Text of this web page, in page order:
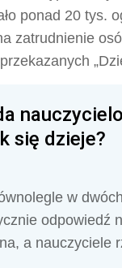
ponad 20 tys.
zatrudnienie
się dzieje?
w
odpowiedź
a nauczyciele